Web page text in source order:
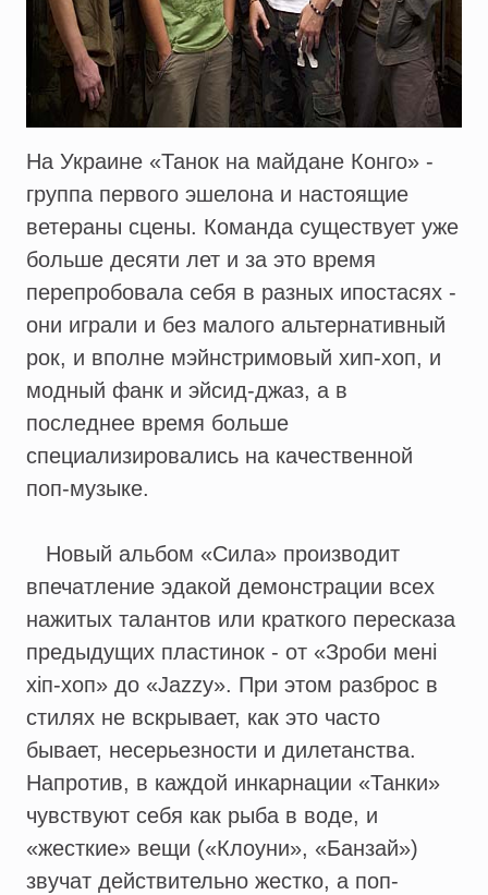
На Украине «Танок на майдане Конго» -
группа первого эшелона и настоящие
ветераны сцены. Команда существует уже
больше десяти лет и за это время
перепробовала себя в разных ипостасях -
они играли и без малого альтернативный
рок, и вполне мэйнстримовый хип-хоп, и
модный фанк и эйсид-джаз, а в
последнее время больше
специализировались на качественной
поп-музыке.
Новый альбом «Сила» производит
впечатление эдакой демонстрации всех
нажитых талантов или краткого пересказа
предыдущих пластинок - от «Зроби менi
хiп-хоп» до «Jazzy». При этом разброс в
стилях не вскрывает, как это часто
бывает, несерьезности и дилетанства.
Напротив, в каждой инкарнации «Танки»
чувствуют себя как рыба в воде, и
«жесткие» вещи («Клоуни», «Банзай»)
звучат действительно жестко, а поп-